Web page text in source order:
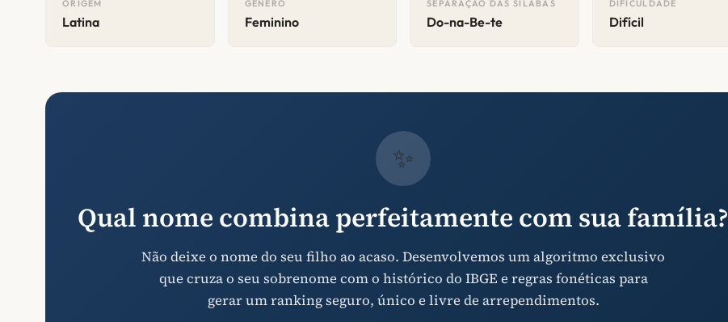
ORIGEM
Latina
GÊNERO
Feminino
SEPARAÇÃO DAS SÍLABAS
Do-na-Be-te
DIFICULDADE
Difícil
✨
Qual nome combina perfeitamente com sua família?
Não deixe o nome do seu filho ao acaso. Desenvolvemos um algoritmo exclusivo
que cruza o seu sobrenome com o histórico do IBGE e regras fonéticas para
gerar um ranking seguro, único e livre de arrependimentos.